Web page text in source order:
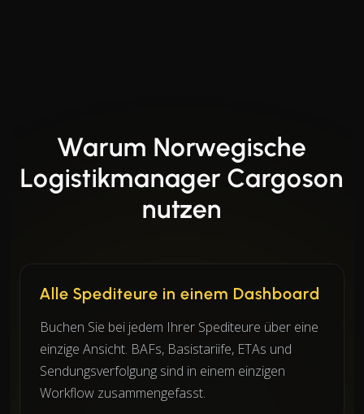
Warum Norwegische
Logistikmanager Cargoson
nutzen
Alle Spediteure in einem Dashboard
Buchen Sie bei jedem Ihrer Spediteure über eine
einzige Ansicht. BAFs, Basistariife, ETAs und
Sendungsverfolgung sind in einem einzigen
Workflow zusammengefasst.